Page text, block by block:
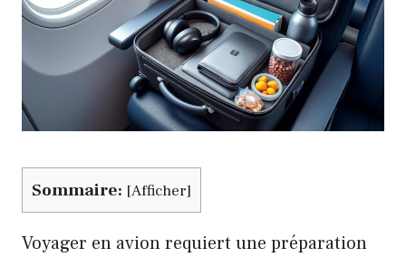
Sommaire: [Afficher]
Voyager en avion requiert une préparation